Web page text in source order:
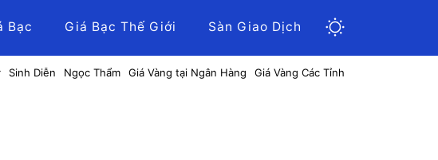
Bạc Giá Bạc Thế Giới Sàn Giao Dịch
Sinh Diễn Ngọc Thẩm Giá Vàng tại Ngân Hàng Giá Vàng Các Tỉnh